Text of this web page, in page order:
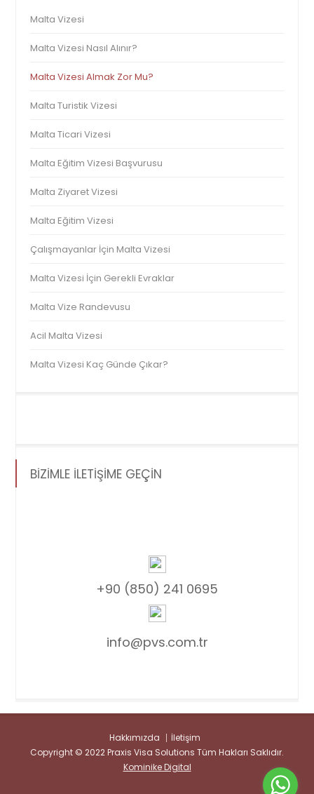
Malta Vizesi
Malta Vizesi Nasıl Alınır?
Malta Vizesi Almak Zor Mu?
Malta Turistik Vizesi
Malta Ticari Vizesi
Malta Eğitim Vizesi Başvurusu
Malta Ziyaret Vizesi
Malta Eğitim Vizesi
Çalışmayanlar İçin Malta Vizesi
Malta Vizesi İçin Gerekli Evraklar
Malta Vize Randevusu
Acil Malta Vizesi
Malta Vizesi Kaç Günde Çıkar?
BİZİMLE İLETİŞİME GEÇİN
+90 (850) 241 0695
info@pvs.com.tr
Hakkımızda
İletişim
Copyright © 2022 Praxis Visa Solutions Tüm Hakları Saklıdır.
Kominike Digital